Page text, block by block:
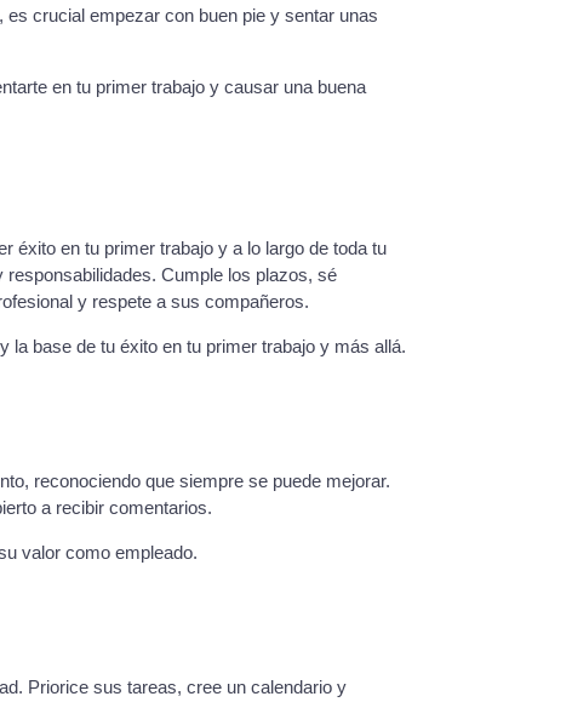
es crucial empezar con buen pie y sentar unas
en tu primer trabajo y causar una buena
éxito en tu primer trabajo y a lo largo de toda tu
Cumple los plazos, sé
y respete a sus compañeros.
la base de tu éxito en tu primer trabajo y más allá.
reconociendo que siempre se puede mejorar.
a recibir comentarios.
valor como empleado.
Priorice sus tareas, cree un calendario y